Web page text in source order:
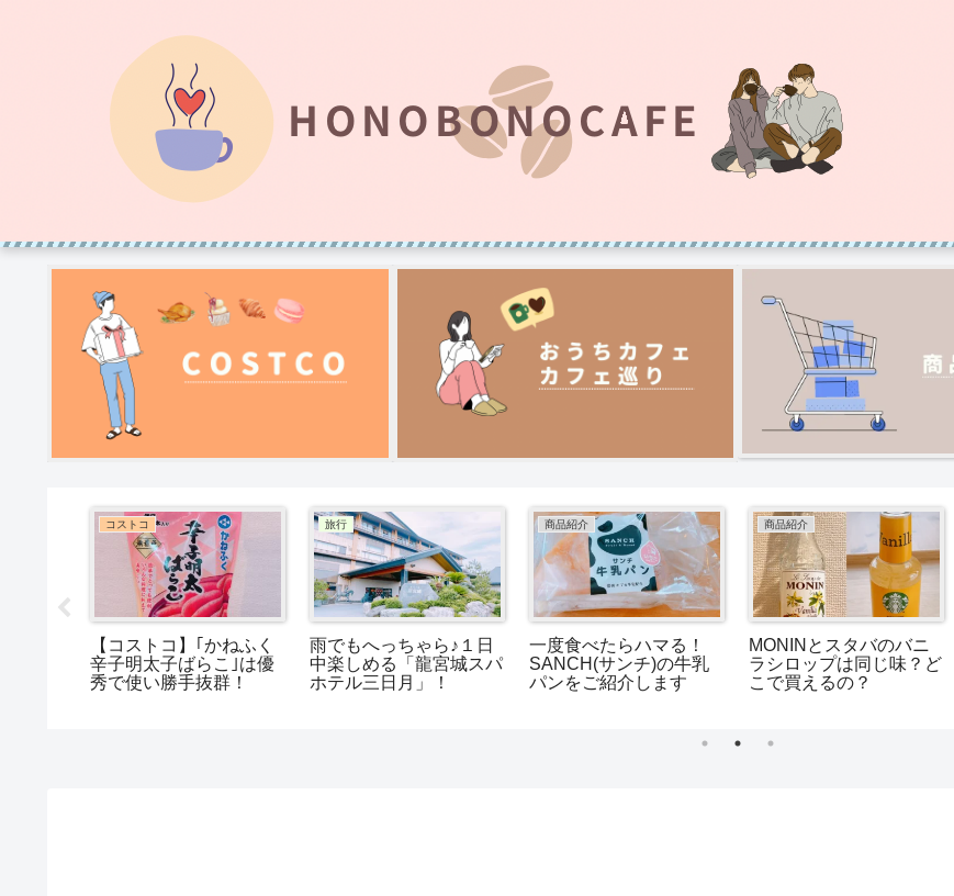
コストコ
【コストコ】｢かねふく
辛子明太子ばらこ｣は優
秀で使い勝手抜群！
旅行
雨でもへっちゃら♪１日
中楽しめる「龍宮城スパ
ホテル三日月」！
商品紹介
一度食べたらハマる！
SANCH(サンチ)の牛乳
パンをご紹介します
商品紹介
MONINとスタバのバニ
ラシロップは同じ味？ど
こで買えるの？